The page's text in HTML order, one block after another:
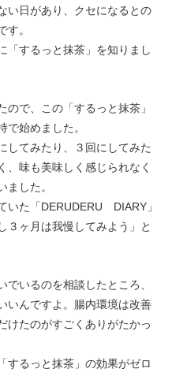
い日があり、クセになるとの
す。
「するっと抹茶」を知りまし
で、この「するっと抹茶」
で始めました。
してみたり、３回にしてみた
、味も美味しく感じられなく
ました。
いた「DERUDERU DIARY」
３ヶ月は我慢してみよう」と
いるのを相談したところ、
いんですよ。腸内環境は改善
けたのがすごくありがたかっ
するっと抹茶」の効果がゼロ